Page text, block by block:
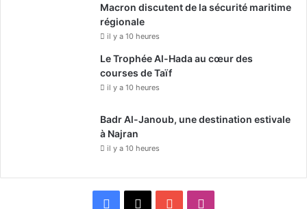
Macron discutent de la sécurité maritime
régionale
il y a 10 heures
Le Trophée Al-Hada au cœur des
courses de Taïf
il y a 10 heures
Badr Al-Janoub, une destination estivale
à Najran
il y a 10 heures